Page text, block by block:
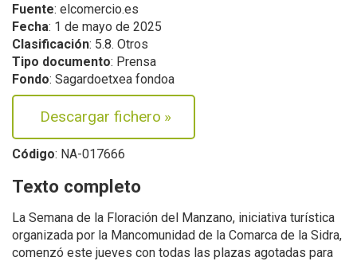
Fuente: elcomercio.es
Fecha: 1 de mayo de 2025
Clasificación: 5.8. Otros
Tipo documento: Prensa
Fondo: Sagardoetxea fondoa
Descargar fichero »
Código: NA-017666
Texto completo
La Semana de la Floración del Manzano, iniciativa turística
organizada por la Mancomunidad de la Comarca de la Sidra,
comenzó este jueves con todas las plazas agotadas para